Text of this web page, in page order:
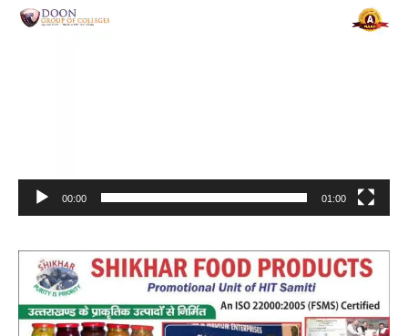
Video
Player
00:00 01:00